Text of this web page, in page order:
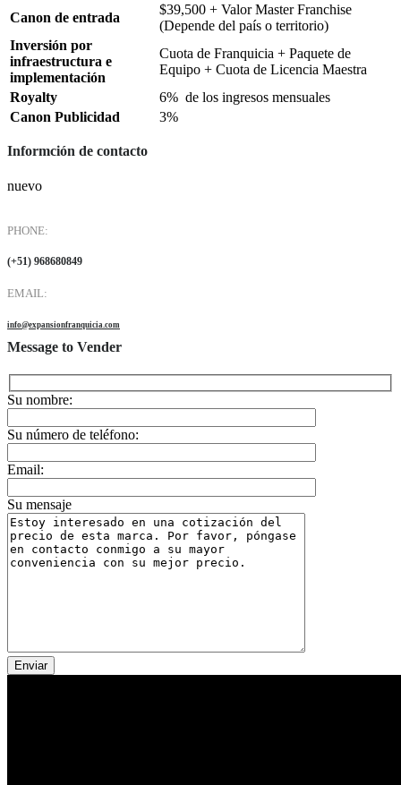
Canon de entrada
$39,500 + Valor Master Franchise
(Depende del país o territorio)
Inversión por
infraestructura e
implementación
Cuota de Franquicia + Paquete de
Equipo + Cuota de Licencia Maestra
Royalty
6% de los ingresos mensuales
Canon Publicidad
3%
Informción de contacto
nuevo
PHONE:
(+51) 968680849
EMAIL:
info@expansionfranquicia.com
Message to Vender
Su nombre:
Su número de teléfono:
Email:
Su mensaje